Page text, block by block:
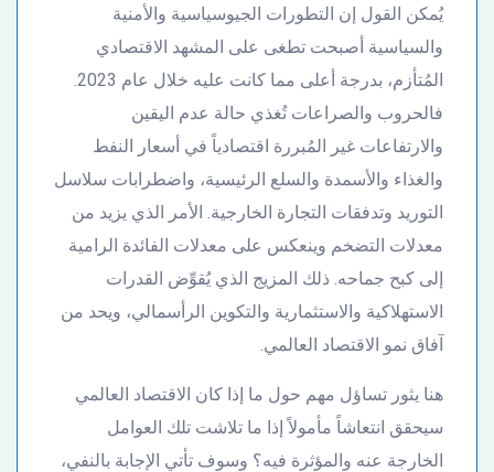
يُمكن القول إن التطورات الجيوسياسية والأمنية
والسياسية أصبحت تطغى على المشهد الاقتصادي
فالحروب والصراعات تُغذي حالة عدم اليقين
والارتفاعات غير المُبررة اقتصادياً في أسعار النفط
والغذاء والأسمدة والسلع الرئيسية، واضطرابات سلاسل
التوريد وتدفقات التجارة الخارجية. الأمر الذي يزيد من
معدلات التضخم وينعكس على معدلات الفائدة الرامية
إلى كبح جماحه. ذلك المزيج الذي يُقوِّض القدرات
الاستهلاكية والاستثمارية والتكوين الرأسمالي، ويحد من
آفاق نمو الاقتصاد العالمي.
هنا يثور تساؤل مهم حول ما إذا كان الاقتصاد العالمي
سيحقق انتعاشاً مأمولاً إذا ما تلاشت تلك العوامل
الخارجة عنه والمؤثرة فيه؟ وسوف تأتي الإجابة بالنفي،